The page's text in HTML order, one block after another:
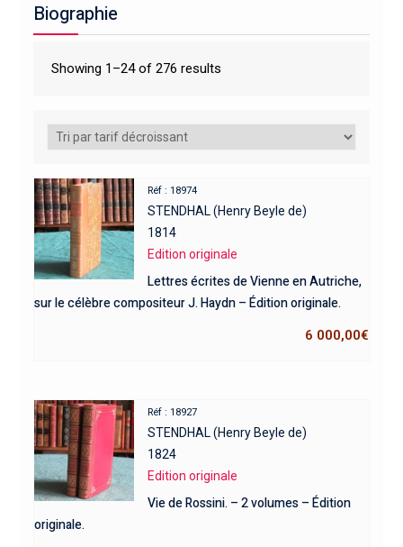
Biographie
Showing 1–24 of 276 results
Réf : 18974
STENDHAL (Henry Beyle de)
1814
Edition originale
Lettres écrites de Vienne en Autriche,
sur le célèbre compositeur J. Haydn – Édition originale.
6 000,00€
Réf : 18927
STENDHAL (Henry Beyle de)
1824
Edition originale
Vie de Rossini. – 2 volumes – Édition
originale.